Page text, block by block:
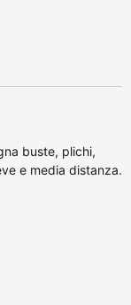
buste, plichi,
e media distanza.